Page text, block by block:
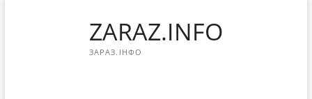
ZARAZ.INFO
ЗАРАЗ.ІНФО